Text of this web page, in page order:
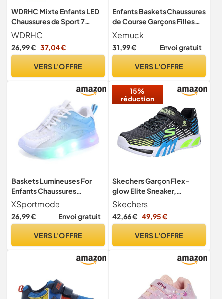
WDRHC Mixte Enfants LED
Chaussures de Sport 7
Changement de Couleur
Chaussure de Mutilsport
USB Rechargeable LED
Respirante Running
WDRHC
26,99 € 37,04 €
VERS L'OFFRE
Enfants Baskets Chaussures
de Course Garçons Filles
Léger Mode Respire
Chaussures Décontractées
de Confortable Sneakers
Xemuck
31,99 € Envoi gratuit
VERS L'OFFRE
Baskets Lumineuses For
Enfants Chaussures
Lumineuses LED For
Garçons Et Filles
Chaussures Clignotantes
Chaussures De Marche
Antidérapantes ( Color :
XSportmode
26,99 € Envoi gratuit
VERS L'OFFRE
15%
réduction
Skechers Garçon Flex-
glow Elite Sneaker,
Schwarz A, 26 EU
Skechers
42,66 € 49,95 €
VERS L'OFFRE